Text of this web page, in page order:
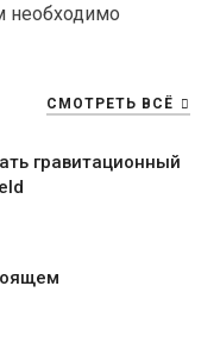
необходимо
СМОТРЕТЬ ВСЁ
гравитационный